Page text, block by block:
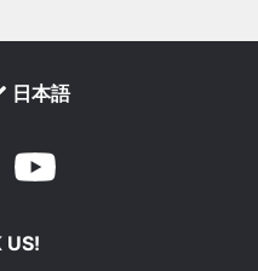
日本語
Facebook
US!